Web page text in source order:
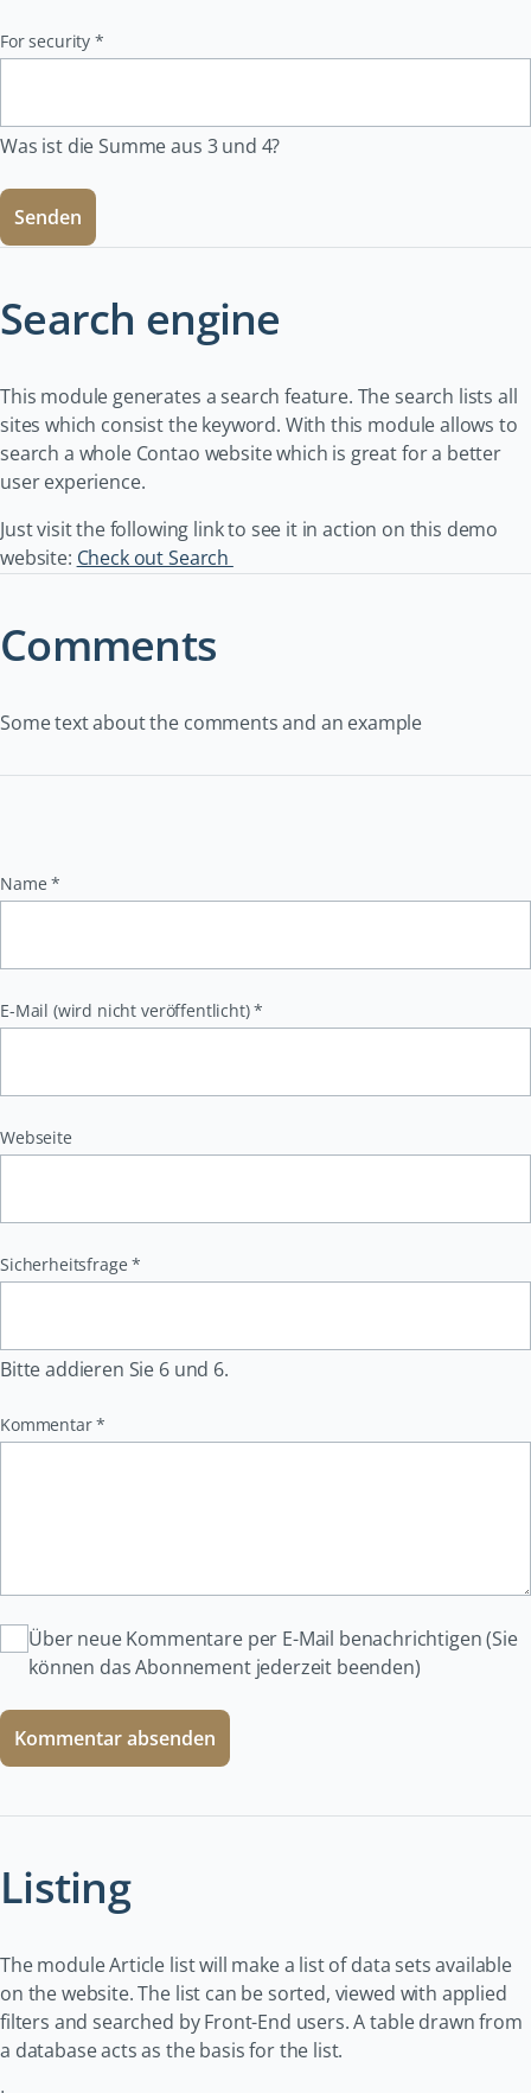
Pflichtfeld
For security *
Was ist die Summe aus 3 und 4?
Senden
Search engine
This module generates a search feature. The search lists all
sites which consist the keyword. With this module allows to
search a whole Contao website which is great for a better
user experience.
Just visit the following link to see it in action on this demo
website: Check out Search
Comments
Some text about the comments and an example
Pflichtfeld
Name *
Pflichtfeld
E-Mail (wird nicht veröffentlicht) *
Webseite
Pflichtfeld
Sicherheitsfrage *
Bitte addieren Sie 6 und 6.
Pflichtfeld
Kommentar *
Über neue Kommentare per E-Mail benachrichtigen (Sie
können das Abonnement jederzeit beenden)
Kommentar absenden
Listing
The module Article list will make a list of data sets available
on the website. The list can be sorted, viewed with applied
filters and searched by Front-End users. A table drawn from
a database acts as the basis for the list.